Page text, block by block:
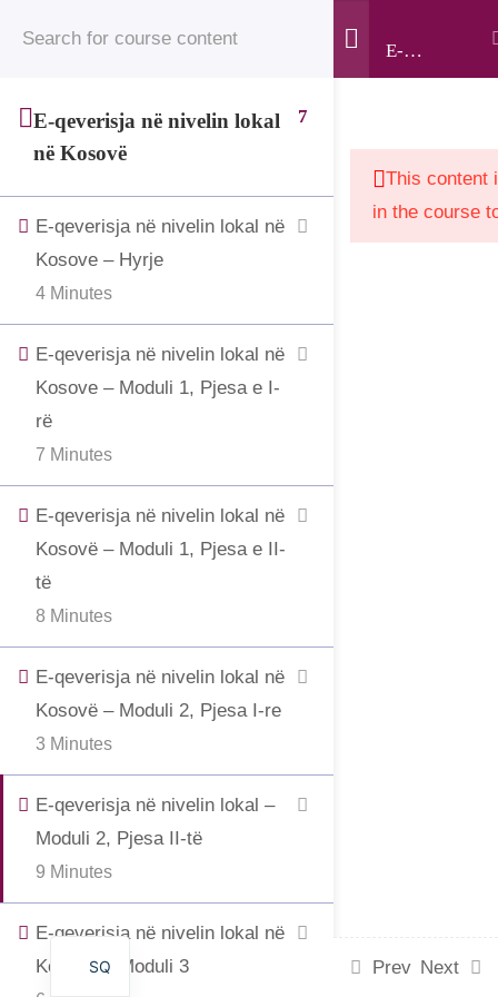
E-
qeverisja
lokal në
Kosovë
E-qeverisja në nivelin lokal
në Kosovë
7
E-qeverisja në nivelin lokal në
Kosove – Hyrje
4 Minutes
E-qeverisja në nivelin lokal në
Kosove – Moduli 1, Pjesa e I-
rë
7 Minutes
E-qeverisja në nivelin lokal në
Kosovë – Moduli 1, Pjesa e II-
të
8 Minutes
E-qeverisja në nivelin lokal në
Kosovë – Moduli 2, Pjesa I-re
3 Minutes
E-qeverisja në nivelin lokal –
Moduli 2, Pjesa II-të
9 Minutes
E-qeverisja në nivelin lokal në
Kosovë – Moduli 3
This content
in the course
Prev Next
© 2025 • Jahjaga Foundation • All Rights Reserved •
The development of this website was supported by the
“Support to Civil Society in Kosovo” project, funded by
the Grand Duchy of Luxembourg and implemented by
LuxDev, the Luxembourg Development Cooperation
SQ